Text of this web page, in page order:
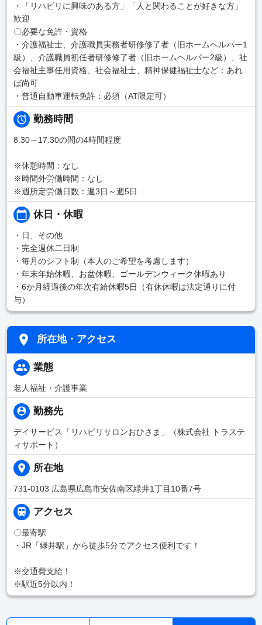
・「リハビリに興味のある方」「人と関わることが好きな方」
歓迎
〇必要な免許・資格
・介護福祉士、介護職員実務者研修修了者（旧ホームヘルパー1
級）、介護職員初任者研修修了者（旧ホームヘルパー2級）、社
会福祉主事任用資格、社会福祉士、精神保健福祉士など：あれ
ば尚可
・普通自動車運転免許：必須（AT限定可）
勤務時間
8:30～17:30の間の4時間程度
※休憩時間：なし
※時間外労働時間：なし
※週所定労働日数：週3日～週5日
休日・休暇
・日、その他
・完全週休二日制
・毎月のシフト制（本人のご希望を考慮します）
・年末年始休暇、お盆休暇、ゴールデンウィーク休暇あり
・6か月経過後の年次有給休暇5日（有休休暇は法定通りに付
与）
所在地・アクセス
業態
老人福祉・介護事業
勤務先
デイサービス「リハビリサロンおひさま」（株式会社 トラステ
ィサポート）
所在地
731-0103 広島県広島市安佐南区緑井1丁目10番7号
アクセス
〇最寄駅
・JR「緑井駅」から徒歩5分でアクセス便利です！
※交通費支給！
※駅近5分以内！